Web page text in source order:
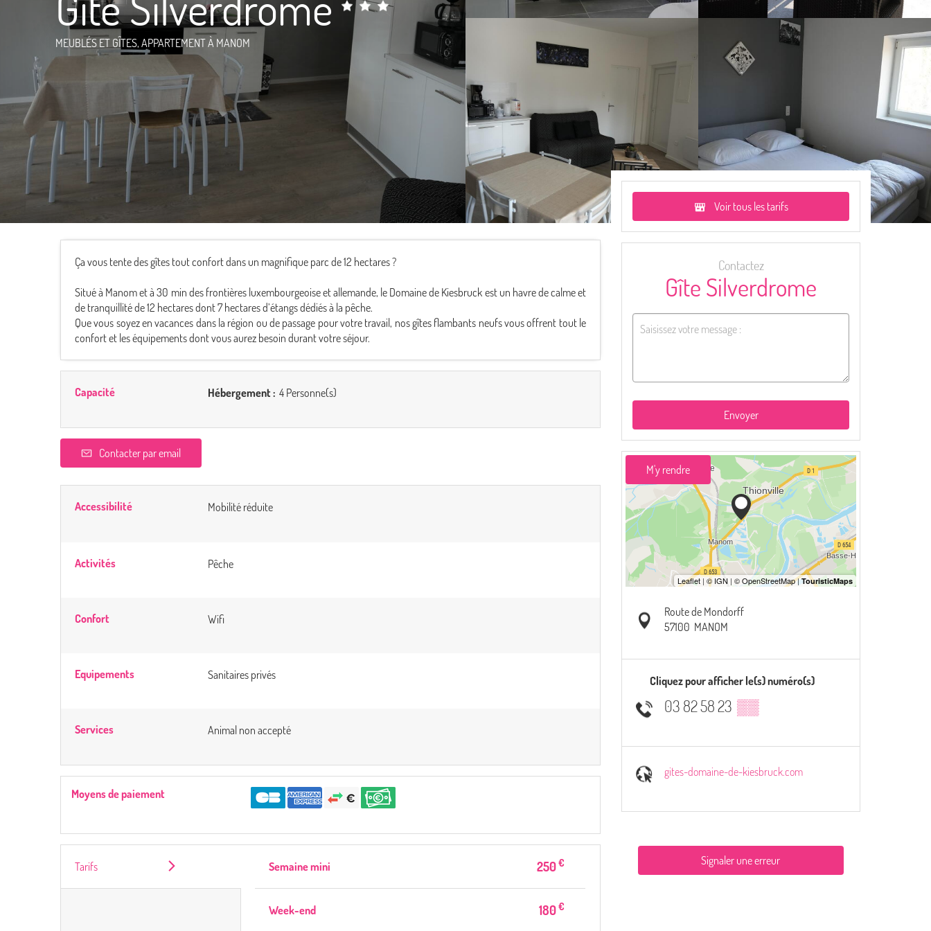
MEUBLÉS ET GÎTES, APPARTEMENTÀ MANOM
Ça vous tente des gîtes tout confort dans un magnifique parc de 12 hectares ?
Situé à Manom et à 30 min des frontières luxembourgeoise et allemande, le Domaine de Kiesbruck est un havre de calme et
de tranquillité de 12 hectares dont 7 hectares d’étangs dédiés à la pêche.
Que vous soyez en vacances dans la région ou de passage pour votre travail, nos gîtes flambants neufs vous offrent tout le
confort et les équipements dont vous aurez besoin durant votre séjour.
Capacité Hébergement : 4 Personne(s)
Contacter par email
Accessibilité Mobilité réduite
Activités Pêche
Confort Wifi
Equipements Sanitaires privés
Services Animal non accepté
Moyens de paiement
Tarifs Semaine mini 250€
Week-end 180€
Voir tous les tarifs
Contactez
Gîte Silverdrome
Envoyer
M'y rendre
Route de Mondorff
57100 MANOM
Cliquez pour afficher le(s) numéro(s)
03 82 58 23 ▒▒
gites-domaine-de-kiesbruck.com
Signaler une erreur